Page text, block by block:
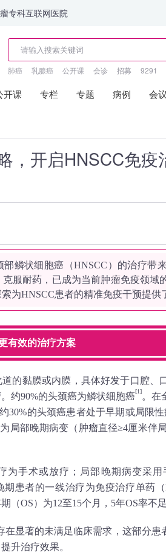
专科互联网医院
肺癌 乳腺癌 公开课 会诊 招募 9291
开课 专栏 专题 病例 会
，开启HNSCC免疫
部鳞状细胞癌（HNSCC）的治疗带
服耐药，已成为当前肿瘤免疫领域
为HNSCC患者的精准免疫干预提供
有效的治疗方案
的黏膜或内膜，具体好发于口腔、
约90%的头颈癌为鳞状细胞癌[1]。在
30%的头颈癌患者处于早期或局限
局部晚期病变（肿瘤直径≥4厘米伴
为手术或放疗；局部晚期病变采
期患者的一线治疗为免疫治疗单药
（OS）为12至15个月，5年OS率不
在显著的未满足临床需求，这部分
升治疗效果。